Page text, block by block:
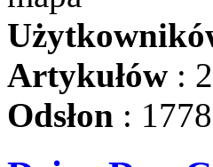
Artykułów :
Odsłon :